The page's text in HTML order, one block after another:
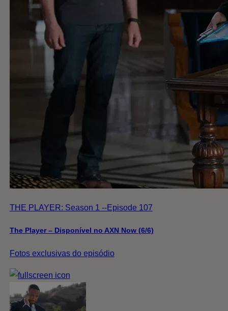
THE PLAYER: Season 1 --Episode 107
The Player – Disponível no AXN Now (6/6)
Fotos exclusivas do episódio